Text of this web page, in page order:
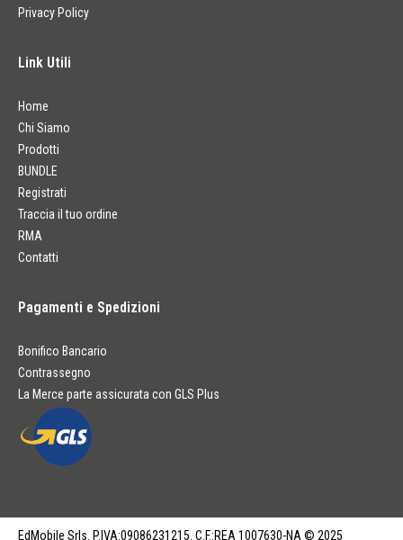
Privacy Policy
Link Utili
Home
Chi Siamo
Prodotti
BUNDLE
Registrati
Traccia il tuo ordine
RMA
Contatti
Pagamenti e Spedizioni
Bonifico Bancario
Contrassegno
La Merce parte assicurata con GLS Plus
EdMobile Srls. P.IVA:09086231215. C.F.:REA 1007630-NA © 2025